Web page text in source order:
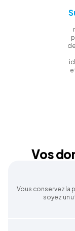
Vos
Vous conservez la
soyez un